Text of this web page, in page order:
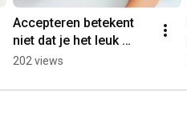
Accepteren betekent
niet dat je het leuk
vindt.
202 views